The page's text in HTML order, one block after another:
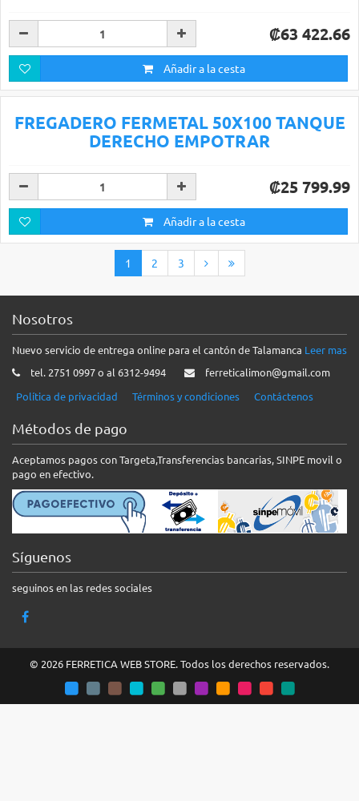
₡63 422.66
Añadir a la cesta
FREGADERO FERMETAL 50X100 TANQUE
DERECHO EMPOTRAR
₡25 799.99
Añadir a la cesta
1 2 3
Nosotros
Nuevo servicio de entrega online para el cantón de Talamanca Leer mas
tel. 2751 0997 o al 6312-9494
ferreticalimon@gmail.com
Política de privacidad
Términos y condiciones Contáctenos
Métodos de pago
Aceptamos pagos con Targeta,Transferencias bancarias, SINPE movil o
pago en efectivo.
Síguenos
seguinos en las redes sociales
© 2026 FERRETICA WEB STORE. Todos los derechos reservados.